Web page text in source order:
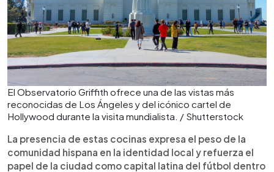
El Observatorio Griffith ofrece una de las vistas más
reconocidas de Los Ángeles y del icónico cartel de
Hollywood durante la visita mundialista. / Shutterstock
La presencia de estas cocinas expresa el peso de la
comunidad hispana en la identidad local y refuerza el
papel de la ciudad como capital latina del fútbol dentro